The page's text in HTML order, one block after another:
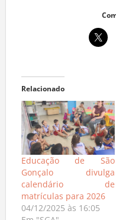
Relacionado
Educação de São
Gonçalo divulga
calendário de
matrículas para 2026
04/12/2025 às 16:05